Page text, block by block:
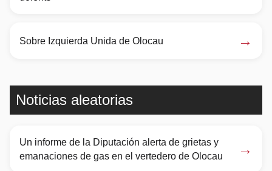
Sobre Izquierda Unida de Olocau →
Noticias aleatorias
Un informe de la Diputación alerta de grietas y
emanaciones de gas en el vertedero de Olocau
→